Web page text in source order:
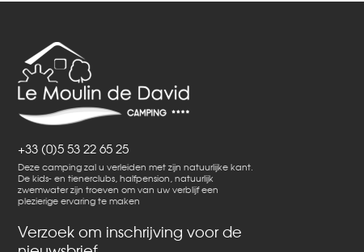
+33 (0)5 53 22 65 25
Deze camping zal u verleiden met zijn natuurlijke kant.
De kids- en tienerclubs, halfpension, natuurlijk
zwemwater zijn troeven om van uw verblijf een
plezierige ervaring te maken
Verzoek om inschrijving voor de